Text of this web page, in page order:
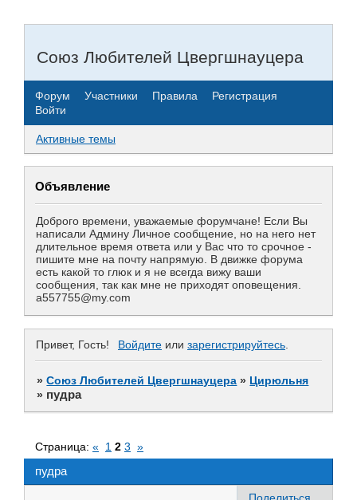
Союз Любителей Цвергшнауцера
Форум Участники Правила
Регистрация
Войти
Активные темы
Объявление
Доброго времени, уважаемые форумчане! Если Вы
написали Админу Личное сообщение, но на него нет
длительное время ответа или у Вас что то срочное -
пишите мне на почту напрямую. В движке форума
есть какой то глюк и я не всегда вижу ваши
сообщения, так как мне не приходят оповещения.
a557755@my.com
Привет, Гость! Войдите или зарегистрируйтесь.
»Союз Любителей Цвергшнауцера » Цирюльня
» пудра
пудра
Страница: « 1 2 3 »